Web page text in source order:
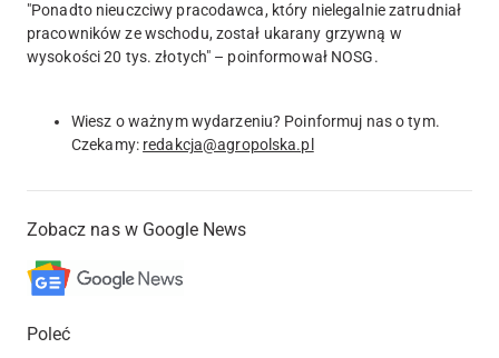
"Ponadto nieuczciwy pracodawca, który nielegalnie zatrudniał
pracowników ze wschodu, został ukarany grzywną w
wysokości 20 tys. złotych" – poinformował NOSG.
Wiesz o ważnym wydarzeniu? Poinformuj nas o tym.
Czekamy: redakcja@agropolska.pl
Zobacz nas w Google News
Poleć